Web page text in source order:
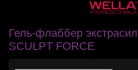
Гель-флаббер
SCULPT FORCE